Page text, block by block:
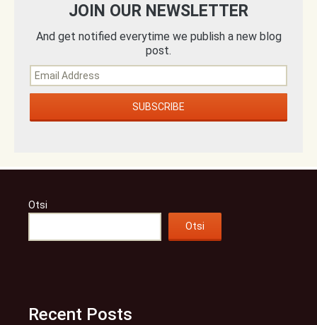
JOIN OUR NEWSLETTER
And get notified everytime we publish a new blog
post.
Otsi
Otsi
Recent Posts